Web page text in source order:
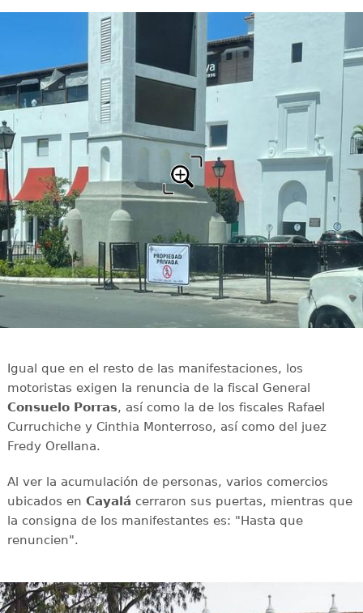
Igual que en el resto de las manifestaciones, los
motoristas exigen la renuncia de la fiscal General
Consuelo Porras, así como la de los fiscales Rafael
Curruchiche y Cinthia Monterroso, así como del juez
Fredy Orellana.
Al ver la acumulación de personas, varios comercios
ubicados en Cayalá cerraron sus puertas, mientras que
la consigna de los manifestantes es: "Hasta que
renuncien".